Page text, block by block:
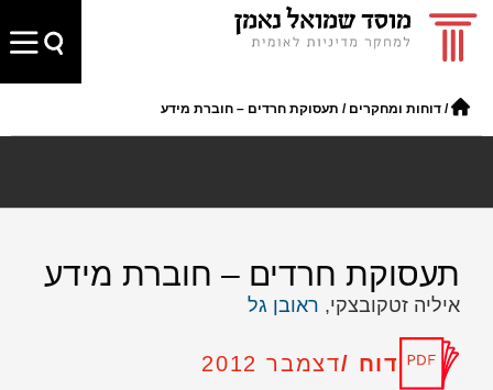
/ דוחות ומחקרים / תעסוקת חרדים – חוברת מידע
תעסוקת חרדים – חוברת מידע
איליה זטקובצקי, ראובן גל
דוח /דצמבר 2012